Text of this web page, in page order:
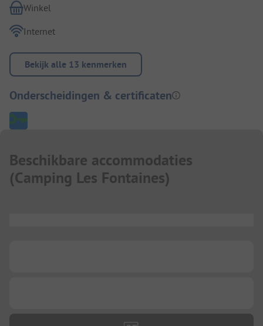
Winkel
Internet
Bekijk alle 13 kenmerken
Onderscheidingen & certificaten
Beschikbare accommodaties
(Camping Les Fontaines)